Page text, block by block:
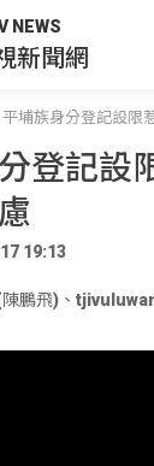
NEWS
新聞網
平埔族身分登記設限
登記設
19:13
鵬飛) 、